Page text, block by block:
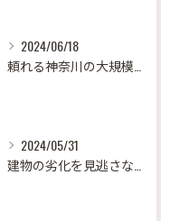
2024/06/18
2024/05/31